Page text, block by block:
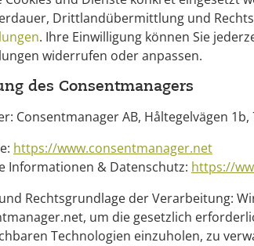
Drittlandübermittlung und
. Ihre Einwilligung können Sie
widerrufen oder anpassen.
des Consentmanagers
Consentmanager AB, Håltegelvägen 1b,
https://www.consentmanager.net
Informationen & Datenschutz: https://
Rechtsgrundlage der Verarbeitung:
um die gesetzlich
Technologien einzuholen, zu